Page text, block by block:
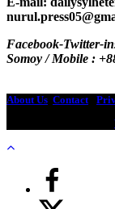
Facebook-Twitter-
Somoy / Mobile :
About Us Contact-